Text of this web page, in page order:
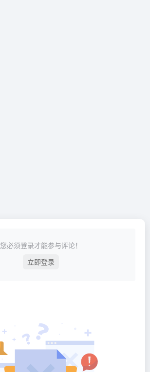
您必须登录才能参与评论！
立即登录